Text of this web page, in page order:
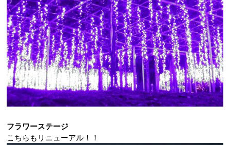
フラワーステージ
こちらもリニューアル！！